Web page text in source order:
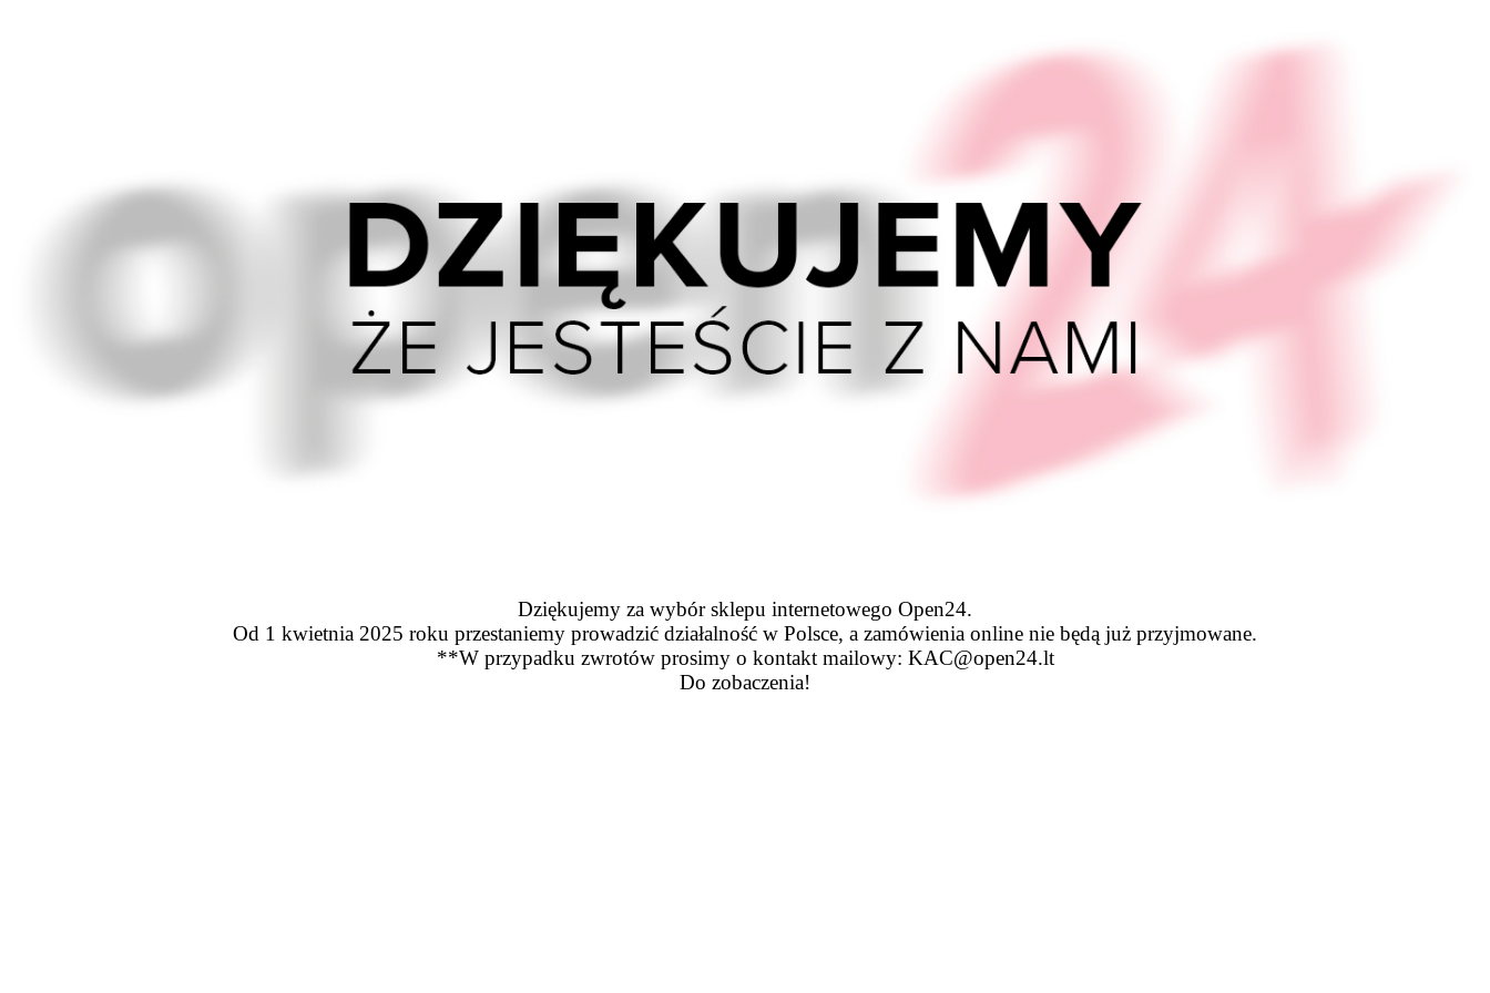
Dziękujemy za wybór sklepu internetowego Open24.
Od 1 kwietnia 2025 roku przestaniemy prowadzić działalność w Polsce, a zamówienia online nie będą już przyjmowane.
**W przypadku zwrotów prosimy o kontakt mailowy: KAC@open24.lt
Do zobaczenia!